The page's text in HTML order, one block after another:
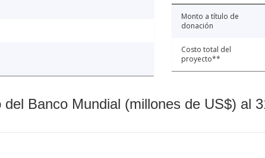
Monto a título de
donación
Costo total del
proyecto**
Banco Mundial (millones de US$) al